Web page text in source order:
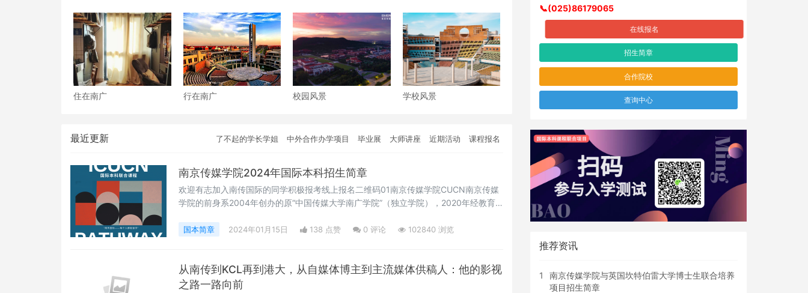
住在南广 行在南广 校园风景 学校风景
最近更新 了不起的学长学姐 中外合作办学项目 毕业展 大师讲座 近期活动 课程报名
南京传媒学院2024年国际本科招生简章
欢迎有志加入南传国际的同学积极报考线上报名二维码01南京传媒学院CUCN南京传媒
学院的前身系2004年创办的原“中国传媒大学南广学院”（独立学院），2020年经教育
高校，也是江苏省目前唯一一所传媒艺术类应用型本科院校。作为一所与信息传播时代
国本简章 2024年01月15日 138 点赞 0 评论 102840 浏览
从南传到KCL再到港大，从自媒体博主到主流媒体供稿人：他的影视
之路一路向前
📞(025)86179065
在线报名
招生简章
合作院校
查询中心
推荐资讯
1
南京传媒学院与英国坎特伯雷大学博士生联合培养
项目招生简章